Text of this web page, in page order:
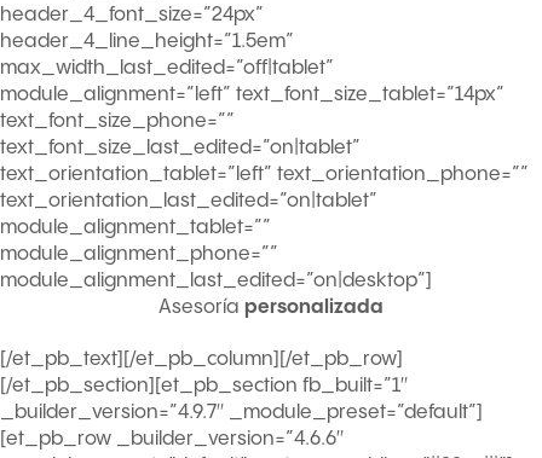
header_4_font_size=”24px”
header_4_line_height=”1.5em”
max_width_last_edited=”off|tablet”
module_alignment=”left” text_font_size_tablet=”14px”
text_font_size_phone=””
text_font_size_last_edited=”on|tablet”
text_orientation_tablet=”left” text_orientation_phone=””
text_orientation_last_edited=”on|tablet”
module_alignment_tablet=””
module_alignment_phone=””
module_alignment_last_edited=”on|desktop”]
Asesoría personalizada
[/et_pb_text][/et_pb_column][/et_pb_row]
[/et_pb_section][et_pb_section fb_built=”1″
_builder_version=”4.9.7″ _module_preset=”default”]
[et_pb_row _builder_version=”4.6.6″